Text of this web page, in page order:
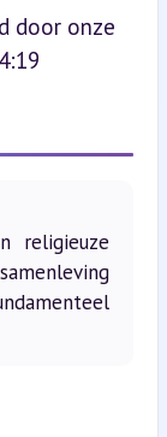
door onze
religieuze